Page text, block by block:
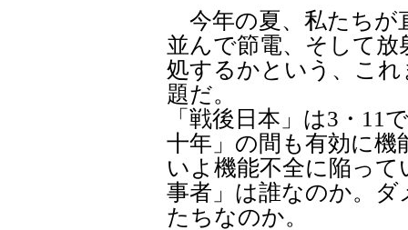
今年の夏、私たちが
並んで節電、そして
処するかという、こ
題だ。
「戦後日本」は3・11
十年」の間も有効に
いよ機能不全に陥っ
事者」は誰なのか。
たちなのか。